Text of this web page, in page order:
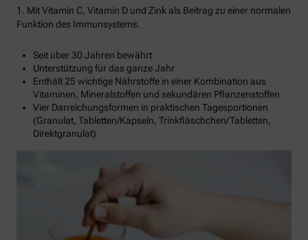
1. Mit Vitamin C, Vitamin D und Zink als Beitrag zu einer normalen
Funktion des Immunsystems.
Seit über 30 Jahren bewährt
Unterstützung für das ganze Jahr
Enthält 25 wichtige Nährstoffe in einer Kombination aus
Vitaminen, Mineralstoffen und sekundären Pflanzenstoffen
Vier Darreichungsformen in praktischen Tagesportionen
(Granulat, Tabletten/Kapseln, Trinkfläschchen/Tabletten,
Direktgranulat)